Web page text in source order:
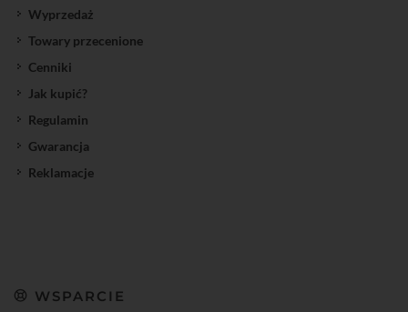
Wyprzedaż
Towary przecenione
Cenniki
Jak kupić?
Regulamin
Gwarancja
Reklamacje
WSPARCIE